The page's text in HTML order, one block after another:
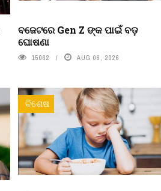
ବଜେଟରେ Gen Z ଙ୍କ ପାଇଁ ବଡ଼
ଘୋଷଣା
15062 AUG 06, 2026
ବିଶେଷ